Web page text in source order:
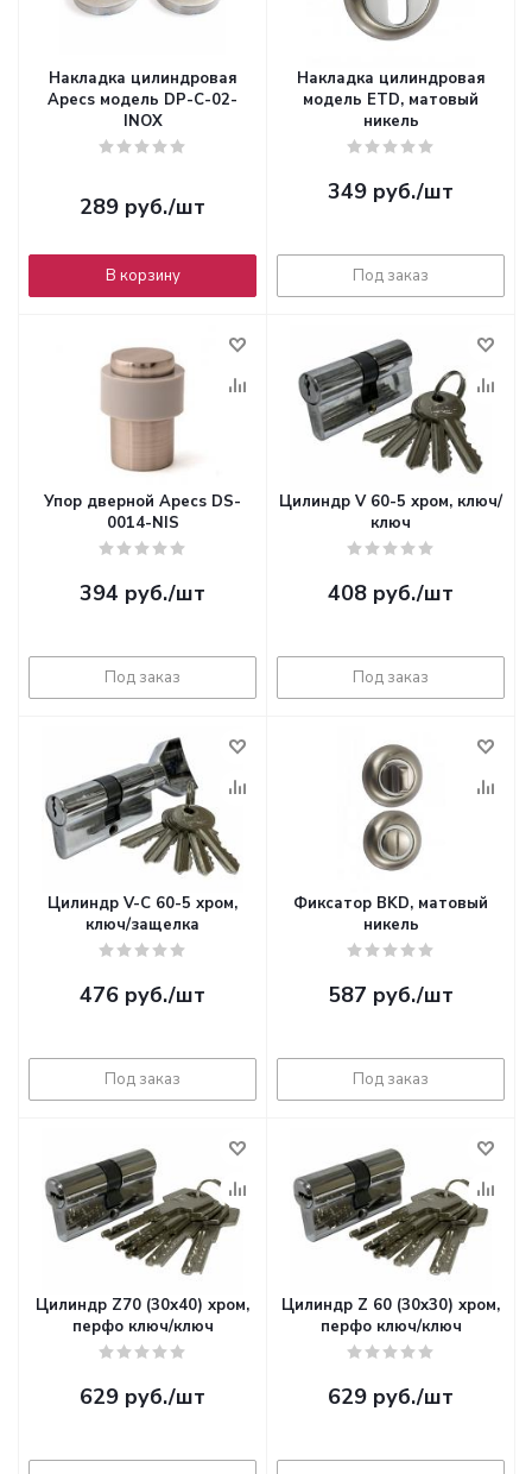
Накладка цилиндровая
Apecs модель DP-C-02-
INOX
289 руб./шт
В корзину
Накладка цилиндровая
модель ETD, матовый
никель
349 руб./шт
Под заказ
Упор дверной Apecs DS-
0014-NIS
394 руб./шт
Под заказ
Цилиндр V 60-5 хром, ключ/
ключ
408 руб./шт
Под заказ
Цилиндр V-С 60-5 хром,
ключ/защелка
476 руб./шт
Под заказ
Фиксатор BKD, матовый
никель
587 руб./шт
Под заказ
Цилиндр Z70 (30х40) хром,
перфо ключ/ключ
629 руб./шт
Цилиндр Z 60 (30x30) хром,
перфо ключ/ключ
629 руб./шт